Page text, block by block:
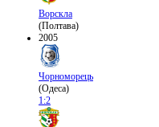
Ворскла
(Полтава)
2005
Чорноморець
(Одеса)
1:2